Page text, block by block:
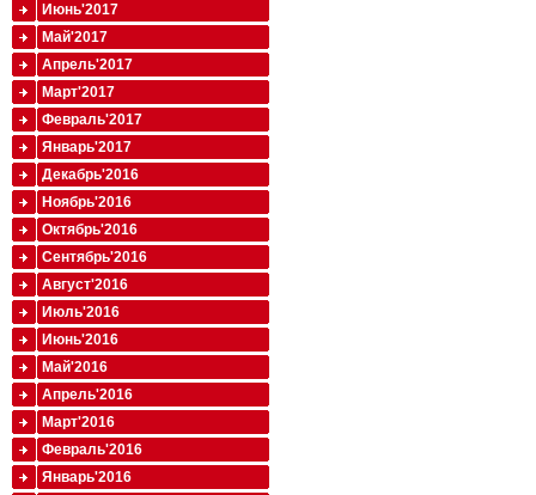
Июнь'2017
Май'2017
Апрель'2017
Март'2017
Февраль'2017
Январь'2017
Декабрь'2016
Ноябрь'2016
Октябрь'2016
Сентябрь'2016
Август'2016
Июль'2016
Июнь'2016
Май'2016
Апрель'2016
Март'2016
Февраль'2016
Январь'2016